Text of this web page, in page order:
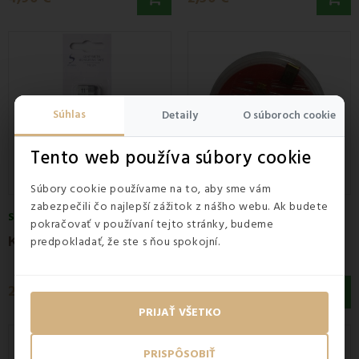
Súhlas Detaily O súboroch cookie
Tento web používa súbory cookie
Súbory cookie používame na to, aby sme vám
zabezpečili čo najlepší zážitok z nášho webu. Ak budete
pokračovať v používaní tejto stránky, budeme
predpokladať, že ste s ňou spokojní.
PRISPÔSOBIŤ
PRIJAŤ VŠETKO
SKLADOM
K
rajčírsky meter 150 cm
2,50 €
SKLADOM
Sada ihiel na šitie
1,70 €